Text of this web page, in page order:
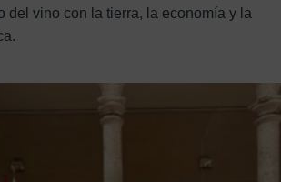
del vino con la tierra, la economía y la